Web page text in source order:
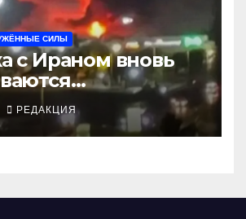
СИЛЫ
с Ираном вновь
ударами
РЕДАКЦИЯ